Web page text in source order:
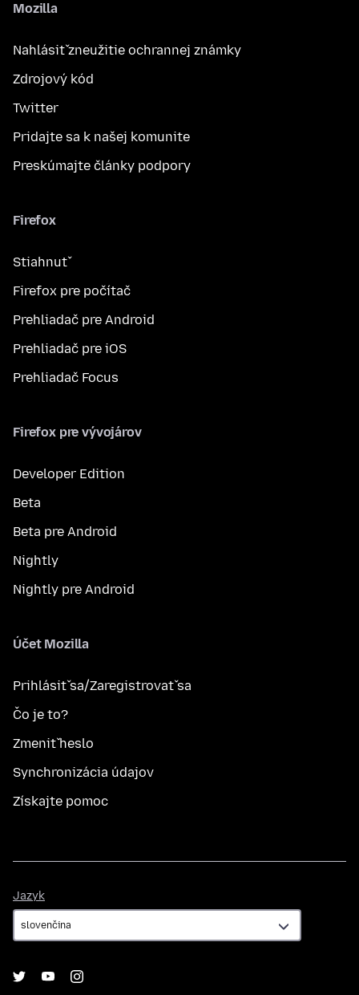
Mozilla
Nahlásiť zneužitie ochrannej známky
Zdrojový kód
Twitter
Pridajte sa k našej komunite
Preskúmajte články podpory
Firefox
Stiahnuť
Firefox pre počítač
Prehliadač pre Android
Prehliadač pre iOS
Prehliadač Focus
Firefox pre vývojárov
Developer Edition
Beta
Beta pre Android
Nightly
Nightly pre Android
Účet Mozilla
Prihlásiť sa/Zaregistrovať sa
Čo je to?
Zmeniť heslo
Synchronizácia údajov
Získajte pomoc
Jazyk